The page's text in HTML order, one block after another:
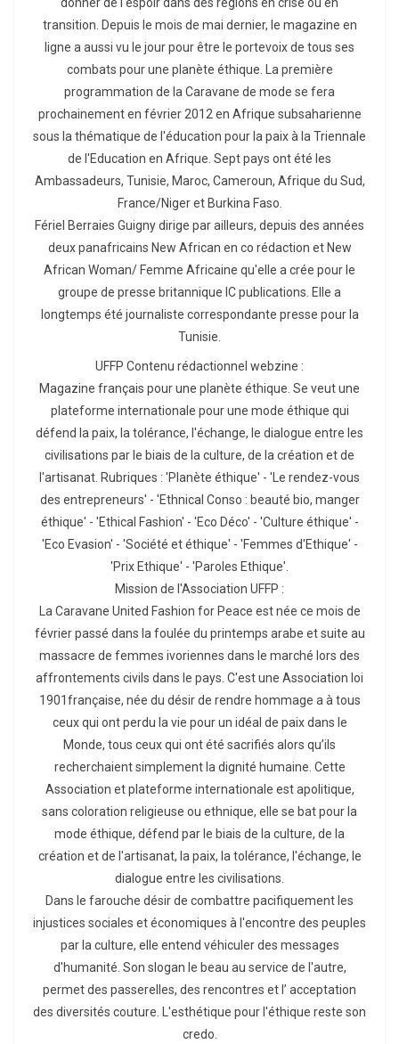
donner de l'espoir dans des régions en crise ou en
transition. Depuis le mois de mai dernier, le magazine en
ligne a aussi vu le jour pour être le portevoix de tous ses
combats pour une planète éthique. La première
programmation de la Caravane de mode se fera
prochainement en février 2012 en Afrique subsaharienne
sous la thématique de l'éducation pour la paix à la Triennale
de l'Education en Afrique. Sept pays ont été les
Ambassadeurs, Tunisie, Maroc, Cameroun, Afrique du Sud,
France/Niger et Burkina Faso.
Fériel Berraies Guigny dirige par ailleurs, depuis des années
deux panafricains New African en co rédaction et New
African Woman/ Femme Africaine qu'elle a crée pour le
groupe de presse britannique IC publications. Elle a
longtemps été journaliste correspondante presse pour la
Tunisie.
UFFP Contenu rédactionnel webzine :
Magazine français pour une planète éthique. Se veut une
plateforme internationale pour une mode éthique qui
défend la paix, la tolérance, l'échange, le dialogue entre les
civilisations par le biais de la culture, de la création et de
l'artisanat. Rubriques : 'Planète éthique' - 'Le rendez-vous
des entrepreneurs' - 'Ethnical Conso : beauté bio, manger
éthique' - 'Ethical Fashion' - 'Eco Déco' - 'Culture éthique' -
'Eco Evasion' - 'Société et éthique' - 'Femmes d'Ethique' -
'Prix Ethique' - 'Paroles Ethique'.
Mission de l'Association UFFP :
La Caravane United Fashion for Peace est née ce mois de
février passé dans la foulée du printemps arabe et suite au
massacre de femmes ivoriennes dans le marché lors des
affrontements civils dans le pays. C'est une Association loi
1901française, née du désir de rendre hommage a à tous
ceux qui ont perdu la vie pour un idéal de paix dans le
Monde, tous ceux qui ont été sacrifiés alors qu’ils
recherchaient simplement la dignité humaine. Cette
Association et plateforme internationale est apolitique,
sans coloration religieuse ou ethnique, elle se bat pour la
mode éthique, défend par le biais de la culture, de la
création et de l'artisanat, la paix, la tolérance, l'échange, le
dialogue entre les civilisations.
Dans le farouche désir de combattre pacifiquement les
injustices sociales et économiques à l'encontre des peuples
par la culture, elle entend véhiculer des messages
d'humanité. Son slogan le beau au service de l'autre,
permet des passerelles, des rencontres et l’ acceptation
des diversités couture. L'esthétique pour l'éthique reste son
credo.